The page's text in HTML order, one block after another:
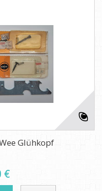
Glühkopf
€